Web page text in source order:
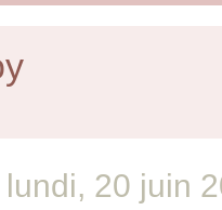
lundi, 20 juin